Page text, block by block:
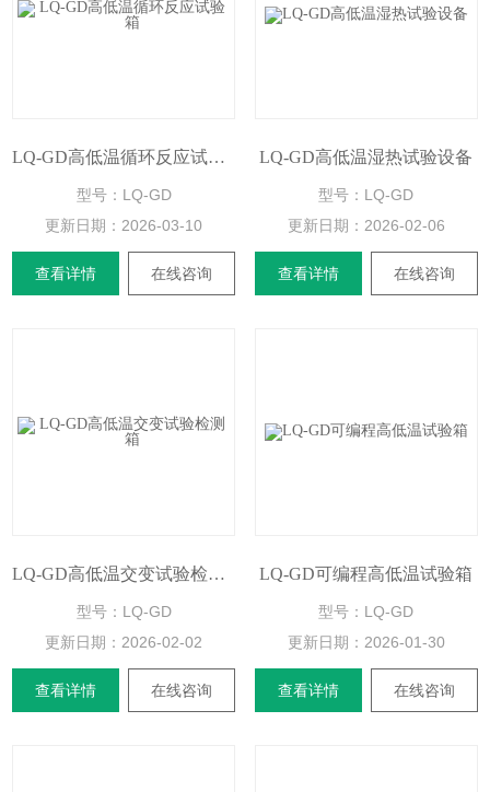
LQ-GD高低温循环反应试验箱
型号：LQ-GD
更新日期： 2026-03-10
查看详情 在线咨询
LQ-GD高低温湿热试验设备
型号：LQ-GD
更新日期： 2026-02-06
查看详情 在线咨询
LQ-GD高低温交变试验检测箱
型号：LQ-GD
更新日期： 2026-02-02
查看详情 在线咨询
LQ-GD可编程高低温试验箱
型号：LQ-GD
更新日期： 2026-01-30
查看详情 在线咨询